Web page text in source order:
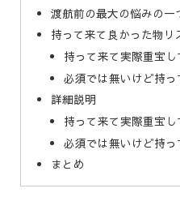
渡航前の最大の悩みの一
持って来て良かった物リ
持って来て実際重宝し
必須では無いけど持
詳細説明
持って来て実際重宝し
必須では無いけど持
まとめ